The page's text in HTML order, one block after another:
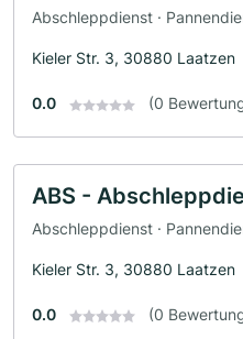
Abschleppdienst ·
Kieler Str. 3, 30880 Laatzen
0.0 (0
ABS -
Abschleppdienst ·
Kieler Str. 3, 30880 Laatzen
0.0 (0